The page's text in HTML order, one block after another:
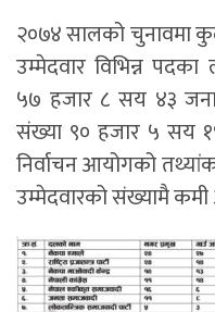
२०७४ सालको चुनावमा
उम्मेदवार विभिन्न पदका
५७ हजार ८ सय ४३
संख्या ९० हजार ५ सय
निर्वाचन आयोगको
उम्मेदवारको संख्यामै